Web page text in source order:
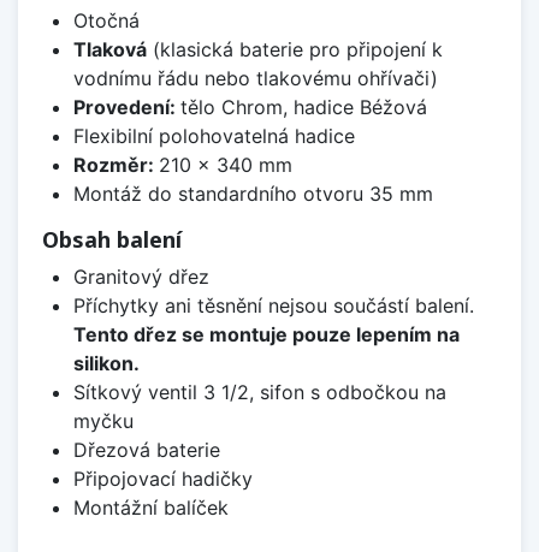
Otočná
Tlaková(klasická baterie pro připojení k
vodnímu řádu nebo tlakovému ohřívači)
Provedení: tělo Chrom, hadice Béžová
Flexibilní polohovatelná hadice
Rozměr: 210 x 340 mm
Montáž do standardního otvoru 35 mm
Obsah balení
Granitový dřez
Příchytky ani těsnění nejsou součástí balení.
Tento dřez se montuje pouze lepením na
silikon.
Sítkový ventil 3 1/2, sifon s odbočkou na
myčku
Dřezová baterie
Připojovací hadičky
Montážní balíček